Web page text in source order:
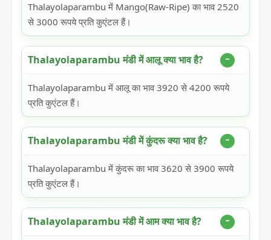
Thalayolaparambu में Mango(Raw-Ripe) का भाव 2520
से 3000 रूपये प्रति कुएंटल हैं।
Thalayolaparambu मंडी में आलू क्या भाव है?
Thalayolaparambu में आलू का भाव 3920 से 4200 रूपये
प्रति कुएंटल हैं।
Thalayolaparambu मंडी में कुंदरू क्या भाव है?
Thalayolaparambu में कुंदरू का भाव 3620 से 3900 रूपये
प्रति कुएंटल हैं।
Thalayolaparambu मंडी में आम क्या भाव है?